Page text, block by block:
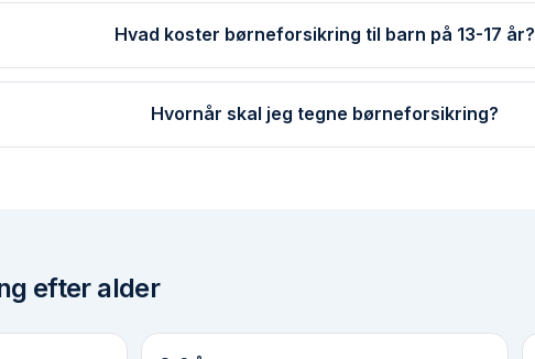
Hvad koster børneforsikring til barn på 13-17 år?
Hvornår skal jeg tegne børneforsikring?
efter alder